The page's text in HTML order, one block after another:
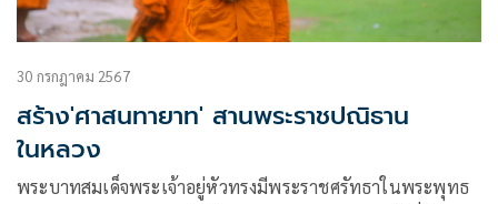
30 กรกฎาคม 2567
สร้าง'ศาสนทายาท' สานพระราชปณิธาน
ในหลวง
พระบาทสมเด็จพระเจ้าอยู่หัวทรงมีพระราชศรัทธาในพระพุทธ